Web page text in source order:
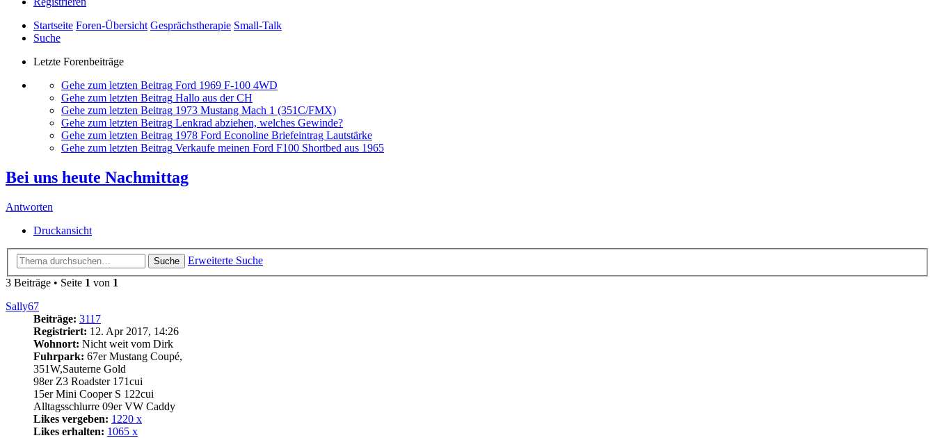
Startseite Foren-Übersicht Gesprächstherapie Small-Talk
Suche
Letzte Forenbeiträge
Gehe zum letzten Beitrag Ford 1969 F-100 4WD
Gehe zum letzten Beitrag Hallo aus der CH
Gehe zum letzten Beitrag 1973 Mustang Mach 1 (351C/FMX)
Gehe zum letzten Beitrag Lenkrad abziehen, welches Gewinde?
Gehe zum letzten Beitrag 1978 Ford Econoline Briefeintrag Lautstärke
Gehe zum letzten Beitrag Verkaufe meinen Ford F100 Shortbed aus 1965
Bei uns heute Nachmittag
Antworten
Druckansicht
Suche
Erweiterte Suche
3 Beiträge • Seite 1 von 1
Sally67
Beiträge: 3117
Registriert: 12. Apr 2017, 14:26
Wohnort: Nicht weit vom Dirk
Fuhrpark: 67er Mustang Coupé,
351W,Sauterne Gold
98er Z3 Roadster 171cui
15er Mini Cooper S 122cui
Alltagsschlurre 09er VW Caddy
Likes vergeben: 1220 x
Likes erhalten: 1065 x